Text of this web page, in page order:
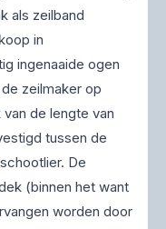
als zeilband
in
ingenaaide ogen
zeilmaker op
de lengte van
tussen de
De
(binnen het want
worden door